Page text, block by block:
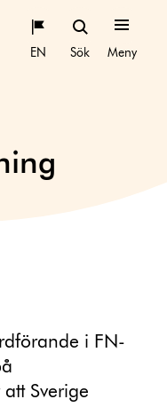
EN Sök Meny
i FN-
Sverige